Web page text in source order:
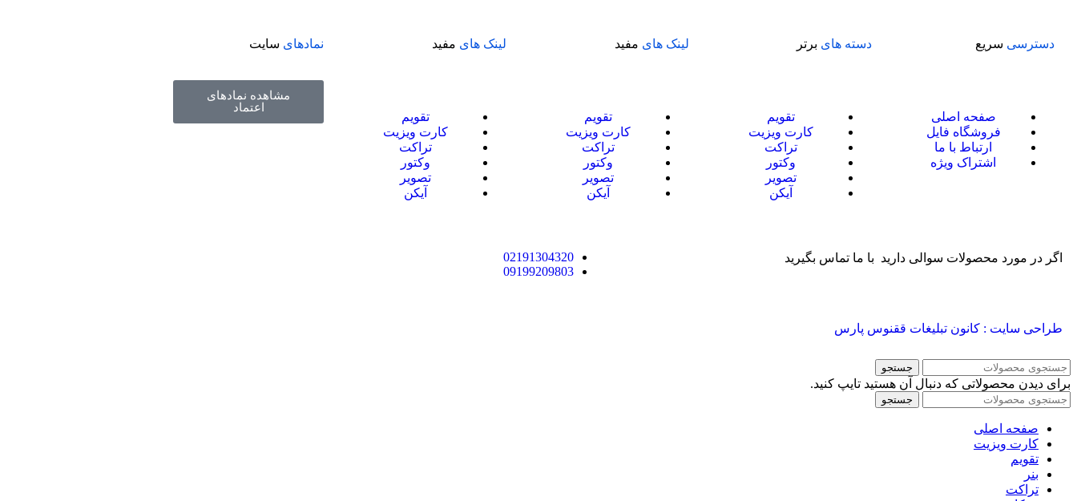
دسترسی سریع
صفحه اصلی
فروشگاه فایل
ارتباط با ما
اشتراک ویژه
دسته های برتر
تقویم
کارت ویزیت
تراکت
وکتور
تصویر
آیکن
لینک های مفید
تقویم
کارت ویزیت
تراکت
وکتور
تصویر
آیکن
لینک های مفید
تقویم
کارت ویزیت
تراکت
وکتور
تصویر
آیکن
نمادهای سایت
مشاهده نمادهای
اعتماد
اگر در مورد محصولات سوالی دارید با ما تماس بگیرید
02191304320
09199209803
طراحی سایت : کانون تبلیغات ققنوس پارس
جستجو
برای دیدن محصولاتی که دنبال آن هستید تایپ کنید.
جستجو
صفحه اصلی
کارت ویزیت
تقویم
بنر
تراکت